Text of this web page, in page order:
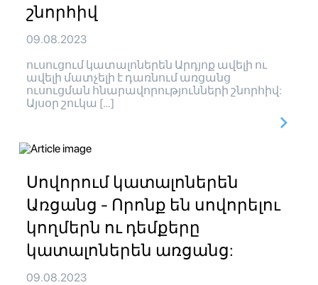
շնորհիվ
09.08.2023
ուսուցում կատալոներեն Արդյոք ավելի ու
ավելի մատչելի է դառնում առցանց
ուսուցման հնարավորությունների շնորհիվ:
Այսօր շուկա […]
Սովորում կատալոներեն
Առցանց - Որոնք են սովորելու
կողմերն ու դեմքերը
կատալոներեն առցանց:
09.08.2023